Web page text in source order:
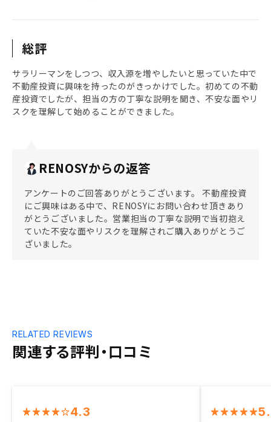
総評
サラリーマンをしつつ、収入源を増やしたいと思っていた中で
不動産投資に興味を持ったのがきっかけでした。初めての不動
産投資でしたが、担当の方の丁寧な説明を聞き、不安な面やリ
スクを理解して始めることができました。
RENOSYからの返答
アンケートのご回答ありがとうございます。 不動産投資
にご興味はある中で、RENOSYにお問い合わせ頂きあり
がとうございました。営業担当の丁寧な説明で当初抱え
ていた不安な面やリスクを理解されご購入ありがとうご
ざいました。
関連する評判・口コミ
RELATED REVIEWS
4.3